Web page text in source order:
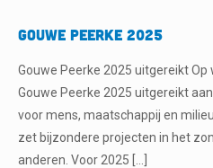
Gouwe Peerke 2025
Gouwe Peerke 2025 uitgereikt
Gouwe Peerke 2025 uitgereikt
voor mens, maatschappij en
zet bijzondere projecten in het
anderen. Voor 2025